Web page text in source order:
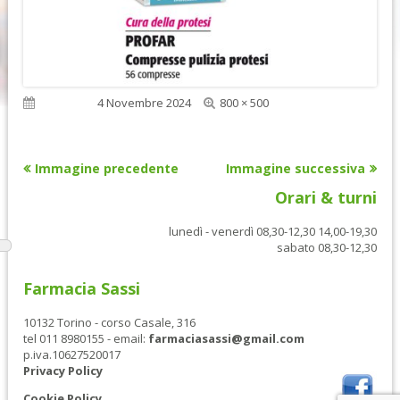
Pubblicato4 Novembre 2024
Dimensione
800 × 500
Immagine precedente Immagine successiva
Orari & turni
lunedì - venerdì 08,30-12,30 14,00-19,30
sabato 08,30-12,30
Farmacia Sassi
10132 Torino - corso Casale, 316
tel 011 8980155 - email: farmaciasassi@gmail.com
p.iva.10627520017
Privacy Policy